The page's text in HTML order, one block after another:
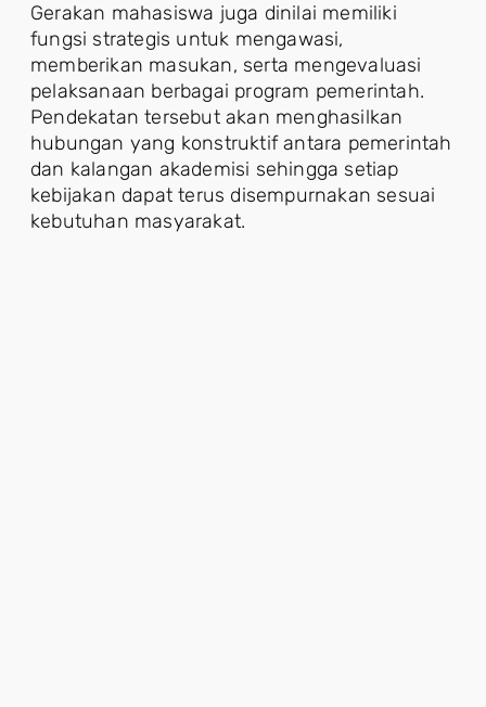
Gerakan mahasiswa juga dinilai memiliki
fungsi strategis untuk mengawasi,
memberikan masukan, serta mengevaluasi
pelaksanaan berbagai program pemerintah.
Pendekatan tersebut akan menghasilkan
hubungan yang konstruktif antara pemerintah
dan kalangan akademisi sehingga setiap
kebijakan dapat terus disempurnakan sesuai
kebutuhan masyarakat.